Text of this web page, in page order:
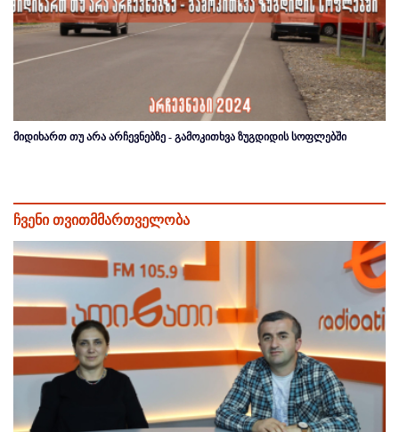
მიდიხართ თუ არა არჩევნებზე - გამოკითხვა ზუგდიდის სოფლებში
ჩვენი თვითმმართველობა